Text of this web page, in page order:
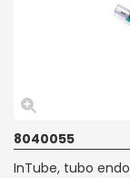
8040055
InTube, tubo